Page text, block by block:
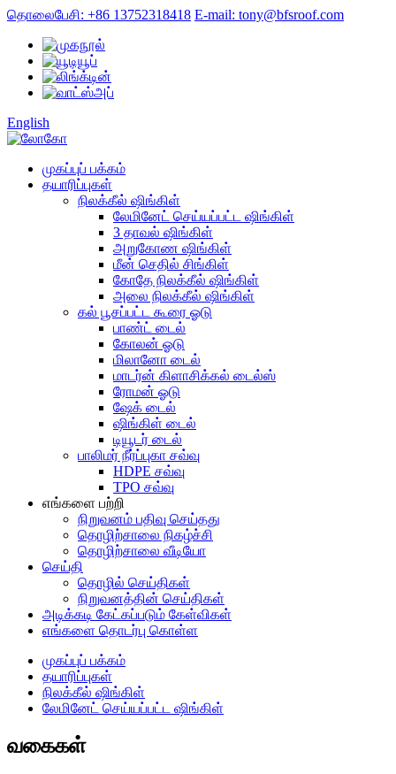
தொலைபேசி: +86 13752318418 E-mail: tony@bfsroof.com
English
முகப்புப் பக்கம்
தயாரிப்புகள்
நிலக்கீல் ஷிங்கிள்
லேமினேட் செய்யப்பட்ட ஷிங்கிள்
3 தாவல் ஷிங்கிள்
அறுகோண ஷிங்கிள்
மீன் செதில் சிங்கிள்
கோதே நிலக்கீல் ஷிங்கிள்
அலை நிலக்கீல் ஷிங்கிள்
கல் பூசப்பட்ட கூரை ஓடு
பாண்ட் டைல்
கோலன் ஓடு
மிலானோ டைல்
மாடர்ன் கிளாசிக்கல் டைல்ஸ்
ரோமன் ஓடு
ஷேக் டைல்
ஷிங்கிள் டைல்
டியூடர் டைல்
பாலிமர் நீர்ப்புகா சவ்வு
HDPE சவ்வு
TPO சவ்வு
எங்களை பற்றி
நிறுவனம் பதிவு செய்தது
தொழிற்சாலை நிகழ்ச்சி
தொழிற்சாலை வீடியோ
செய்தி
தொழில் செய்திகள்
நிறுவனத்தின் செய்திகள்
அடிக்கடி கேட்கப்படும் கேள்விகள்
எங்களை தொடர்பு கொள்ள
முகப்புப் பக்கம்
தயாரிப்புகள்
நிலக்கீல் ஷிங்கிள்
லேமினேட் செய்யப்பட்ட ஷிங்கிள்
வகைகள்